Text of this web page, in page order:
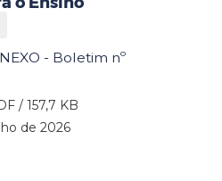
- Boletim nº
/ 157,7 KB
de 2026